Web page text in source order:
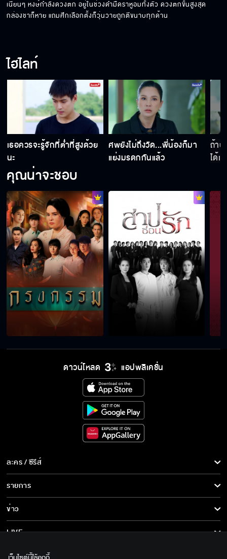
อยู่กับแม่ได้แค่วันเดียว
ถ้ามึงฆ่าลูกกู กูขอให้มึงแท้งลูกตาย
อย่าทำแบบนี้อีกนะ
ลูกใครก็ไม่รู้
ไม่มีทางเห็นใครดีกว่าแม่
ซันขอกราบแม่นะ
ซันคือลูกชายของพ่อ
แกเนรคุณฉัน
เนียนๆ หงษ์กำลังดวงตก อยู่ในช่วงดำมืดราหูอมทั้งตัว ดวงตกขั้นสูงสุด
กล่องชาก็หาย แถมศึกเลือกตั้งก็วุ่นวายถูกตีขนาบทุกด้าน
ไฮไลท์
เธอควรจะรู้จักที่ต่ำที่สูงด้วย
นะ
ศพยังไม่ถึงวัด...พี่น้องก็มา
แย่งมรดกกันแล้ว
ถ้าป
ได้เ
คุณน่าจะชอบ
ดาวน์โหลด แอปพลิเคชั่น
ละคร / ซีรีส์
ละคร/ซีรีส์
ซีรีส์นานาชาติ
การ์ตูน & เกม
รายการ
รายการทั้งหมด
ข่าว
ข่าวทั้งหมด
LIVE
เกี่ยวกับเรา